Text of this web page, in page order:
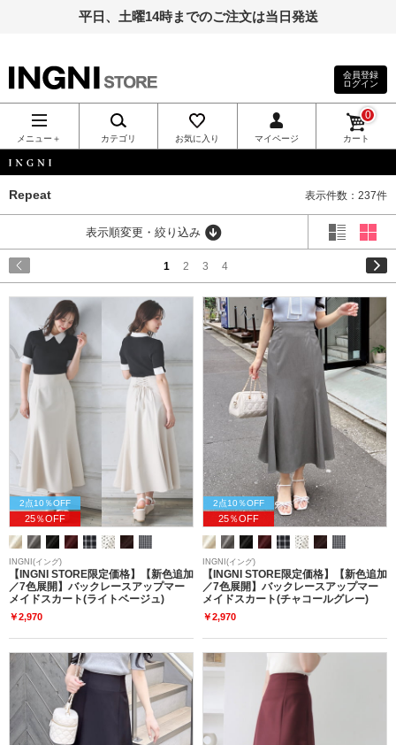
平日、土曜14時までのご注文は当日発送
INGNI（イン
グ）公式通
販｜INGNI
STORE
会員登録
ログイン
メニュー＋ カテゴリ お気に入り マイページ カート
0
Repeat 表示件数：237件
表示順変更・絞り込み
1 2 3 4
2点10％OFF
25％OFF
INGNI(イング)
【INGNI STORE限定価格】【新色追加
／7色展開】バックレースアップマー
メイドスカート(ライトベージュ)
￥2,970
2点10％OFF
25％OFF
INGNI(イング)
【INGNI STORE限定価格】【新色追加
／7色展開】バックレースアップマー
メイドスカート(チャコールグレー)
￥2,970